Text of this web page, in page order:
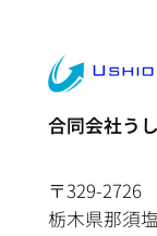
合同会社う
〒329-2726
栃木県那須